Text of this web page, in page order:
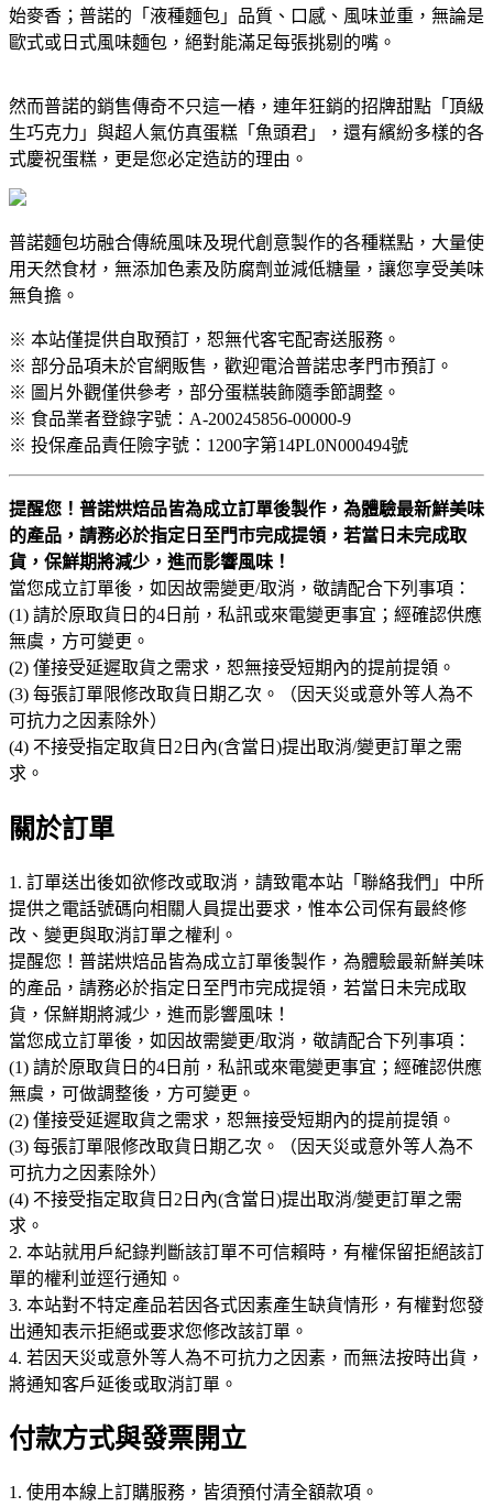
始麥香；普諾的「液種麵包」品質、口感、風味並重，無論是
歐式或日式風味麵包，絕對能滿足每張挑剔的嘴。
然而普諾的銷售傳奇不只這一樁，連年狂銷的招牌甜點「頂級
生巧克力」與超人氣仿真蛋糕「魚頭君」，還有繽紛多樣的各
式慶祝蛋糕，更是您必定造訪的理由。
普諾麵包坊融合傳統風味及現代創意製作的各種糕點，大量使
用天然食材，無添加色素及防腐劑並減低糖量，讓您享受美味
無負擔。
※ 本站僅提供自取預訂，恕無代客宅配寄送服務。
※ 部分品項未於官網販售，歡迎電洽普諾忠孝門市預訂。
※ 圖片外觀僅供參考，部分蛋糕裝飾隨季節調整。
※ 食品業者登錄字號：A-200245856-00000-9
※ 投保產品責任險字號：1200字第14PL0N000494號
提醒您！普諾烘焙品皆為成立訂單後製作，為體驗最新鮮美味
的產品，請務必於指定日至門市完成提領，若當日未完成取
貨，保鮮期將減少，進而影響風味！
當您成立訂單後，如因故需變更/取消，敬請配合下列事項：
(1) 請於原取貨日的4日前，私訊或來電變更事宜；經確認供應
無虞，方可變更。
(2) 僅接受延遲取貨之需求，恕無接受短期內的提前提領。
(3) 每張訂單限修改取貨日期乙次。（因天災或意外等人為不
可抗力之因素除外）
(4) 不接受指定取貨日2日內(含當日)提出取消/變更訂單之需
求。
關於訂單
1. 訂單送出後如欲修改或取消，請致電本站「聯絡我們」中所
提供之電話號碼向相關人員提出要求，惟本公司保有最終修
改、變更與取消訂單之權利。
提醒您！普諾烘焙品皆為成立訂單後製作，為體驗最新鮮美味
的產品，請務必於指定日至門市完成提領，若當日未完成取
貨，保鮮期將減少，進而影響風味！
當您成立訂單後，如因故需變更/取消，敬請配合下列事項：
(1) 請於原取貨日的4日前，私訊或來電變更事宜；經確認供應
無虞，可做調整後，方可變更。
(2) 僅接受延遲取貨之需求，恕無接受短期內的提前提領。
(3) 每張訂單限修改取貨日期乙次。（因天災或意外等人為不
可抗力之因素除外）
(4) 不接受指定取貨日2日內(含當日)提出取消/變更訂單之需
求。
2. 本站就用戶紀錄判斷該訂單不可信賴時，有權保留拒絕該訂
單的權利並逕行通知。
3. 本站對不特定產品若因各式因素產生缺貨情形，有權對您發
出通知表示拒絕或要求您修改該訂單。
4. 若因天災或意外等人為不可抗力之因素，而無法按時出貨，
將通知客戶延後或取消訂單。
付款方式與發票開立
1. 使用本線上訂購服務，皆須預付清全額款項。